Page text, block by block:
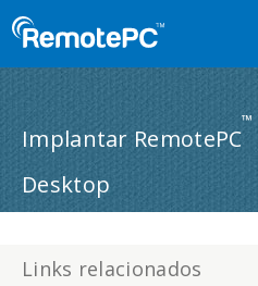
Implantar RemotePC
™
Desktop
Links relacionados